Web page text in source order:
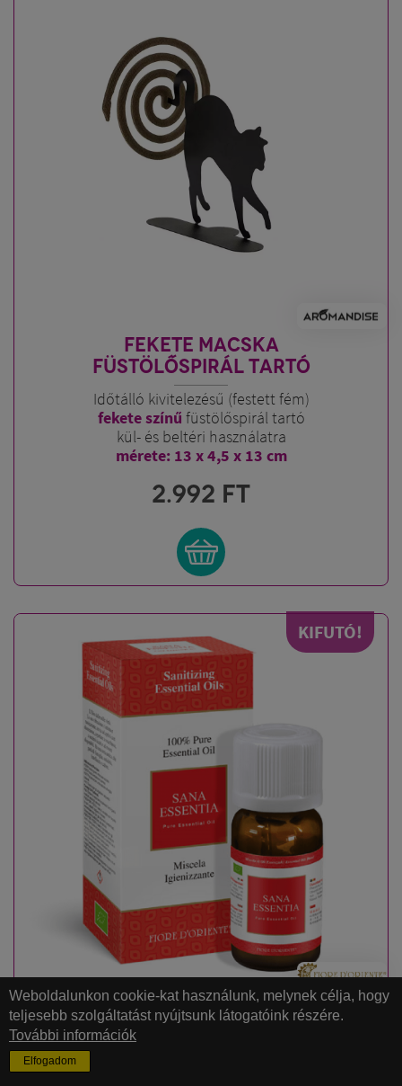
FEKETE MACSKA
FÜSTÖLŐSPIRÁL TARTÓ
Időtálló kivitelezésű (festett fém)
fekete színű füstölőspirál tartó
kül- és beltéri használatra
mérete: 13 x 4,5 x 13 cm
2.992 FT
KIFUTÓ!
FIORE D'ORIENTE
FERTŐTLENÍTŐ ILLÓOLAJKEVERÉK
Weboldalunkon cookie-kat használunk, melynek célja, hogy
teljesebb szolgáltatást nyújtsunk látogatóink részére.
További információk
Elfogadom